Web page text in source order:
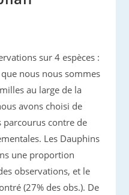
sur 4 espèces :
nous nous sommes
au large de la
avons choisi de
contre de
Les Dauphins
une proportion
observations, et le
(27% des obs.). De